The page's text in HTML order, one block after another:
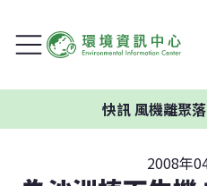
快訊風機離聚落、
2008年